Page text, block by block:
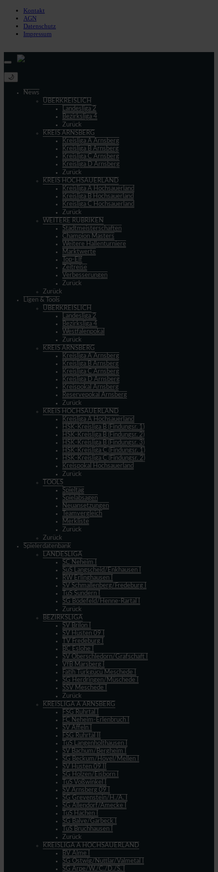
Kontakt
AGN
Datenschutz
Impressum
🌙
News
ÜBERKREISLICH
Landesliga 2
Bezirksliga 4
Zurück
KREIS ARNSBERG
Kreisliga A Arnsberg
Kreisliga B Arnsberg
Kreisliga C Arnsberg
Kreisliga D Arnsberg
Zurück
KREIS HOCHSAUERLAND
Kreisliga A Hochsauerland
Kreisliga B Hochsauerland
Kreisliga C Hochsauerland
Zurück
WEITERE RUBRIKEN
Stadtmeisterschaften
Champion Masters
Weitere Hallenturniere
Marktwerte
Top-Elf
Zeitreise
Verbesserungen
Zurück
Zurück
Ligen & Tools
ÜBERKREISLICH
Landesliga 2
Bezirksliga 4
Westfalenpokal
Zurück
KREIS ARNSBERG
Kreisliga A Arnsberg
Kreisliga B Arnsberg
Kreisliga C Arnsberg
Kreisliga D Arnsberg
Kreispokal Arnsberg
Reservepokal Arnsberg
Zurück
KREIS HOCHSAUERLAND
Kreisliga A Hochsauerland
HSK-Kreisliga B (Findungsr. 1)
HSK-Kreisliga B (Findungsr. 2)
HSK-Kreisliga B (Findungsr. 3)
HSK-Kreisliga C (Findungsr. 1)
HSK-Kreisliga C (Findungsr. 2)
Kreispokal Hochsauerland
Zurück
TOOLS
Spieltag
Spielabsagen
Neuansetzungen
Teamvergleich
Merkliste
Zurück
Zurück
Spielerdatenbank
LANDESLIGA
SC Neheim I
SuS Langscheid/Enkhausen I
RW Erlinghausen I
SV Schmallenberg/Fredeburg I
TuS Sundern I
SG Bödefeld/Henne-Rartal I
Zurück
BEZIRKSLIGA
SV Brilon I
SV Hüsten 09 I
TV Fredeburg I
BC Eslohe I
SV Oberschledorn/Grafschaft I
VfB Marsberg I
Fatih Türkgücü Meschede I
SG Herdringen/Müschede I
SSV Meschede I
Zurück
KREISLIGA A ARNSBERG
FSG Ruhrtal I
FC Neheim-Erlenbruch I
SV Affeln I
FSG Ruhrtal II
TuS Langenholthausen I
SV Bachum/Bergheim I
SG Beckum/Hövel/Mellen I
SV Hüsten 09 II
SG Holzen/Eisborn I
TuS Voßwinkel I
SV Arnsberg 09 I
SG Grevenstein/H./A. I
SG Allendorf/Amecke I
TuS Hachen I
SG Balve/Garbeck I
TuS Bruchhausen I
Zurück
KREISLIGA A HOCHSAUERLAND
BV Alme I
SG Ostwig/Nuttlar/Valmetal I
SG Arpe/W./C./D./S. I